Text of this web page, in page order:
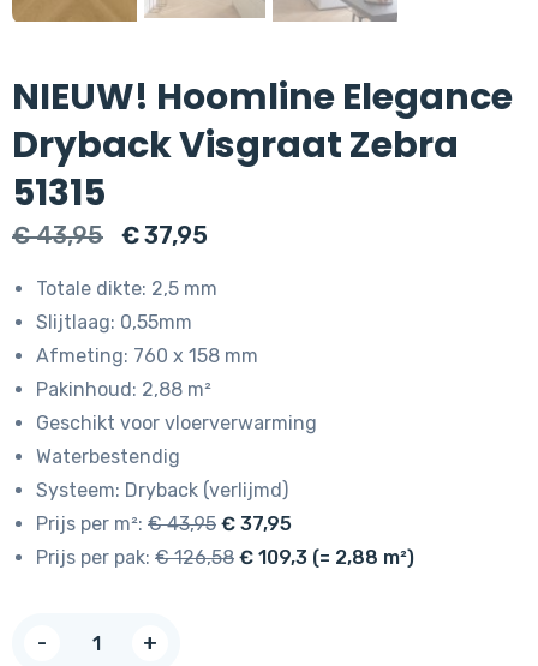
NIEUW! Hoomline Elegance
Dryback Visgraat Zebra
51315
€43,95
Oorspronkelijke
€ 43,95.
€37,95
€ 37,95.
Totale dikte: 2,5 mm
Slijtlaag: 0,55mm
Afmeting: 760 x 158 mm
Pakinhoud: 2,88 m²
Geschikt voor vloerverwarming
Waterbestendig
Systeem: Dryback (verlijmd)
Prijs per m²: € 43,95 € 37,95
Prijs per pak: € 126,58 € 109,3 (= 2,88 m²)
- +